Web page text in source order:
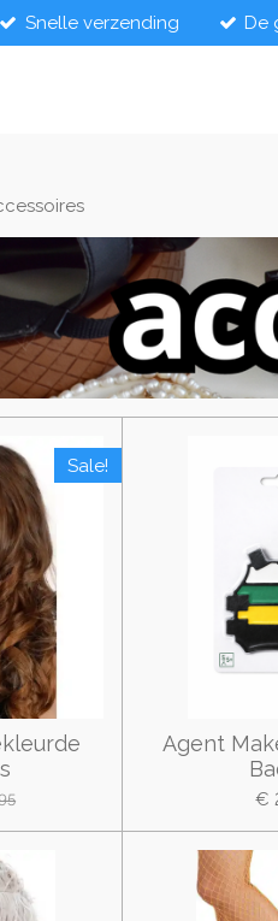
Snelle verzending De
Sale!
Agent
€